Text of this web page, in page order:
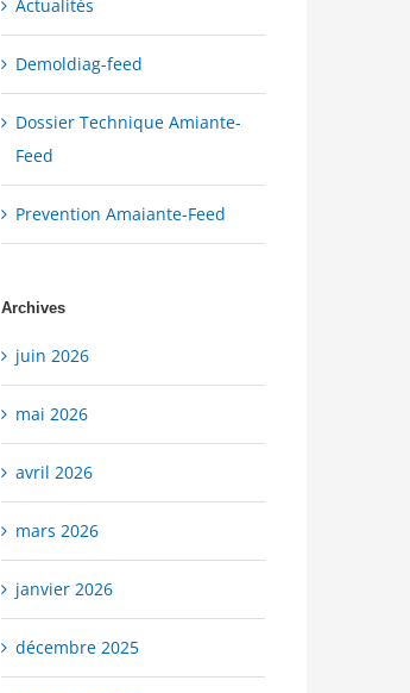
Actualités
Demoldiag-feed
Dossier Technique Amiante-
Feed
Prevention Amaiante-Feed
Archives
juin 2026
mai 2026
avril 2026
mars 2026
janvier 2026
décembre 2025